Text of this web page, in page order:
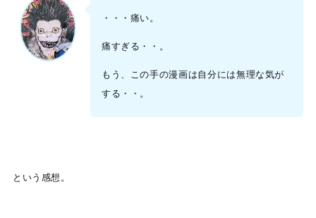
・・・痛い。
痛すぎる・・。
もう、この手の漫画は自分には無理な気が
する・・。
という感想。